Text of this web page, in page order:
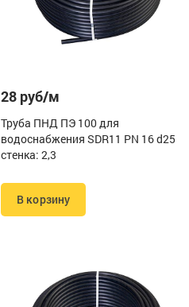
28 руб/м
Труба ПНД ПЭ 100 для
водоснабжения SDR11 PN 16 d25
стенка: 2,3
В корзину